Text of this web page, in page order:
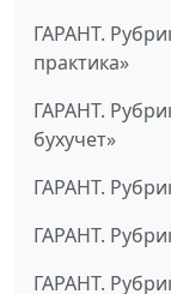
ГАРАНТ.
практика»
ГАРАНТ.
бухучет»
ГАРАНТ.
ГАРАНТ.
ГАРАНТ.